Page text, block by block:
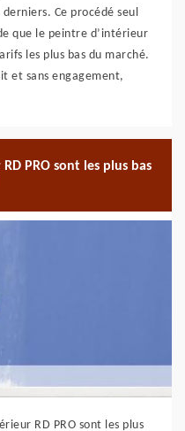
Ce procédé seul
que le peintre d’intérieur
les plus bas du marché.
et sans engagement,
PRO sont les plus bas
RD PRO sont les plus